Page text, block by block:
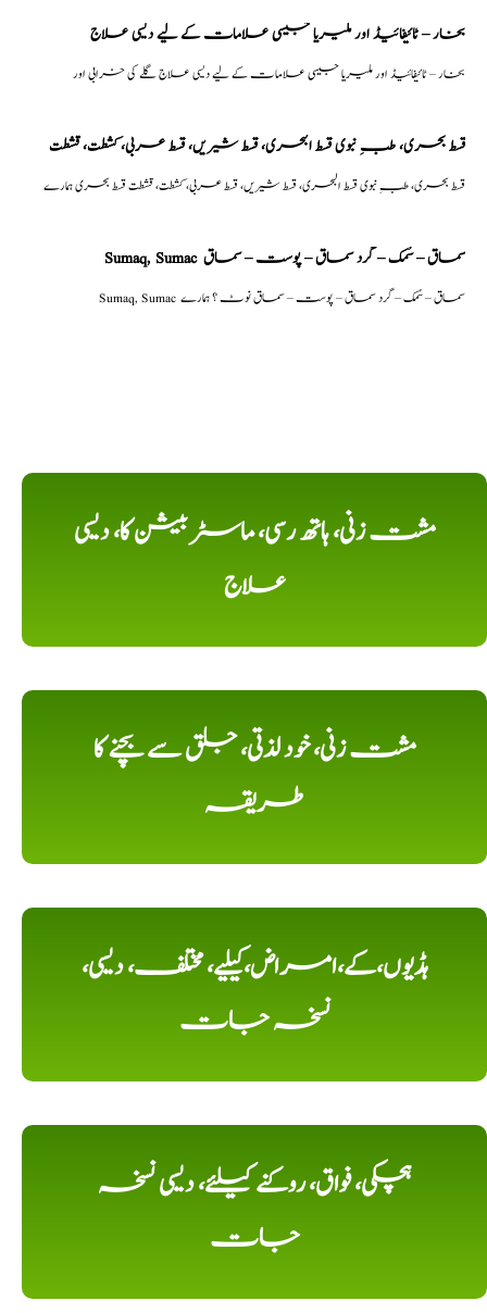
بخار – ٹائیفائیڈ اور ملیریا جیسی علامات کے لیے دیسی علاج
بخار – ٹائیفائیڈ اور ملیریا جیسی علامات کے لیے دیسی علاج گلے کی خرابی اور
قسط بحری، طبِ نبوی قسط البحری، قسط شیریں، قسط عربی، كشطت، قشطت
قسط بحری، طبِ نبوی قسط البحری، قسط شیریں، قسط عربی، كشطت، قشطت قسط بحری ہمارے
Sumaq, Sumac سماق – سُمک – گرد سماق – پوست – سماق
Sumaq, Sumac سماق – سُمک – گرد سماق – پوست – سماق نوٹ ؟ ہمارے
مشت زنی، ہاتھ رسی، ماسٹر بیشن کا، دیسی
علاج
مشت زنی، خود لذتی، جلق سے بچنے کا
طریقہ
ہڈیوں،کے،امراض،کیلیے، مختلف، دیسی،
نسخہ جات
ہچکی، فواق، روکنے کیلئے، دیسی نسخہ
جات